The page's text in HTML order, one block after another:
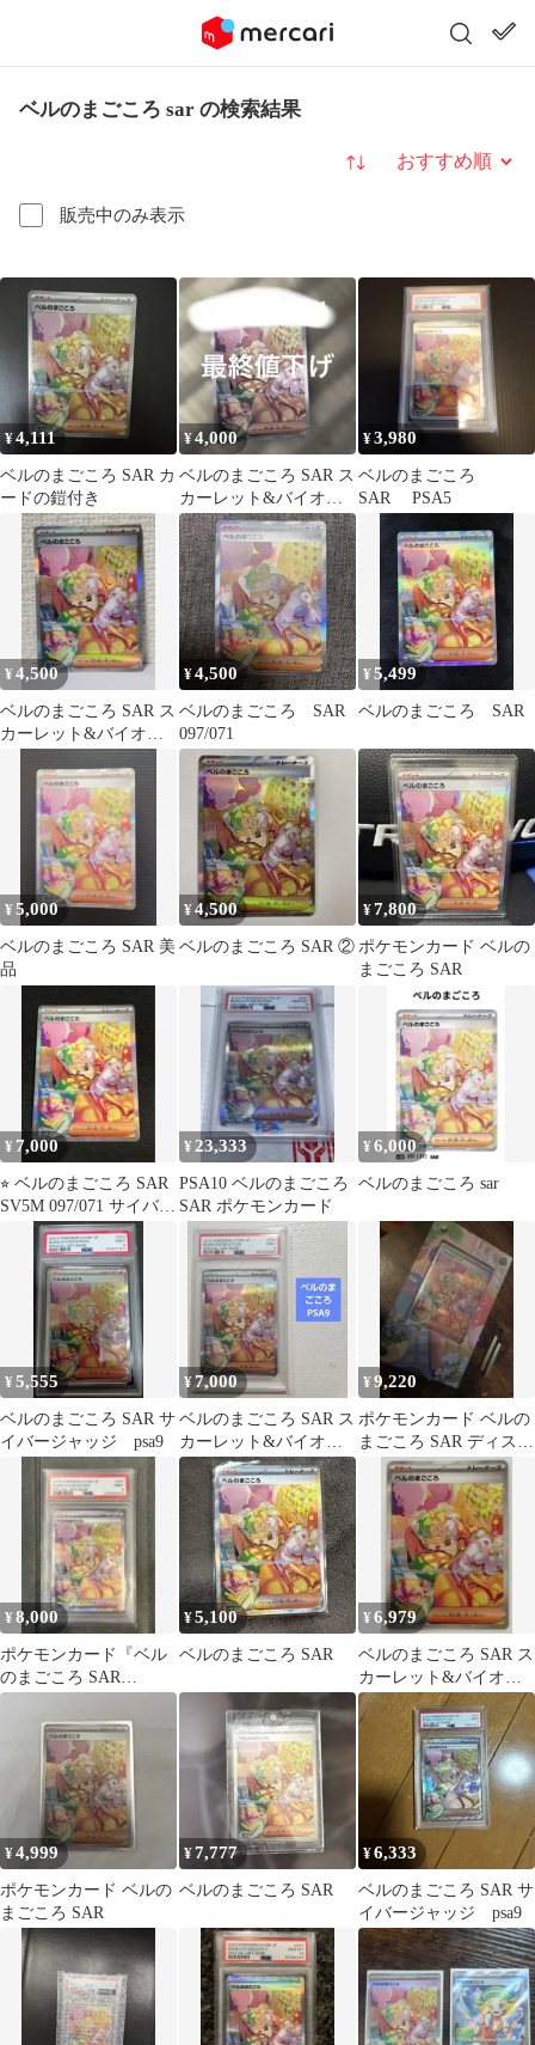
ベルのまごころ sar の検索結果
販売中のみ表示
並び替え
¥4,111
ベルのまごころ SAR カ
ードの鎧付き
¥4,000
ベルのまごころ SAR ス
カーレット&バイオレ
ット 拡張パック サイバ
ージャッ…
¥3,980
ベルのまごころ
SAR PSA5
¥4,500
ベルのまごころ SAR ス
カーレット&バイオレ
¥4,500
ベルのまごころ SAR
097/071
¥5,499
ベルのまごころ SAR
¥5,000
ベルのまごころ SAR 美
品
¥4,500
ベルのまごころ SAR ②
¥7,800
ポケモンカード ベルの
まごころ SAR
¥ 7,000
⭐︎ ベルのまごころ SAR
SV5M 097/071 サイバー
ジャッジ 状態良好
¥ 23,333
PSA10 ベルのまごころ
SAR ポケモンカード
¥6,000
ベルのまごころ sar
¥5,555
ベルのまごころ SAR サ
イバージャッジ psa9
¥7,000
ベルのまごころ SAR ス
カーレット&バイオレ
ット psa9
¥9,220
ポケモンカード ベルの
まごころ SAR ディスプ
レイフレーム アクリル
スタンド付
¥8,000
ポケモンカード『ベル
のまごころ SAR
PSA9』
¥5,100
ベルのまごころ SAR
¥6,979
ベルのまごころ SAR ス
カーレット&バイオレ
ット 拡張パック
097/071
¥4,999
ポケモンカード ベルの
まごころ SAR
¥7,777
ベルのまごころ SAR
¥6,333
ベルのまごころ SAR サ
イバージャッジ psa9